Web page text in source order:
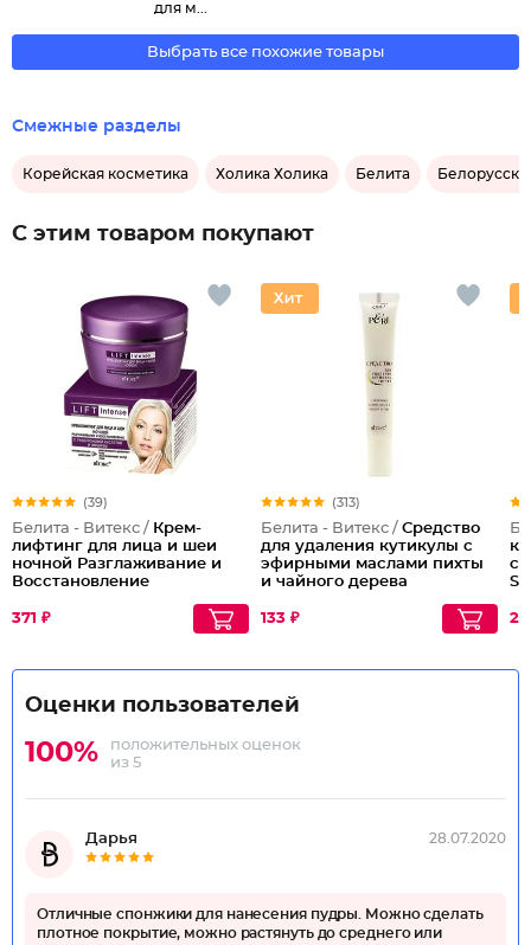
для м...
Выбрать все похожие товары
Смежные разделы
Корейская косметика Холика Холика Белита
С этим товаром покупают
(39)
Белита - Витекс / Крем-
лифтинг для лица и шеи
ночной Разглаживание и
Восстановление
371 ₽
(313)
Белита - Витекс / Средство
для удаления кутикулы с
эфирными маслами пихты
и чайного дерева
133 ₽
Оценки пользователей
100%
положительных оценок
из 5
Дарья 28.07.2020
Отличные спонжики для нанесения пудры. Можно сделать
плотное покрытие, можно растянуть до среднего или